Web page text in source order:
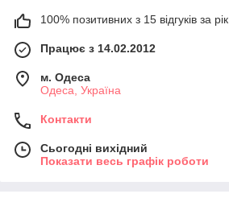
100% позитивних з 15 відгуків за рік
Працює з 14.02.2012
м. Одеса
Одеса, Україна
Контакти
Сьогодні вихідний
Показати весь графік роботи